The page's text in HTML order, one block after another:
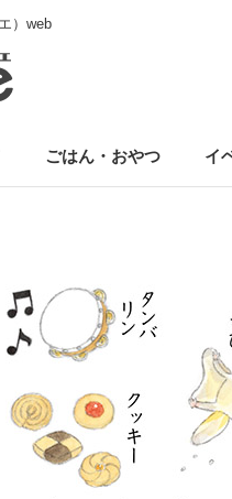
）web
ごはん・おやつ イ